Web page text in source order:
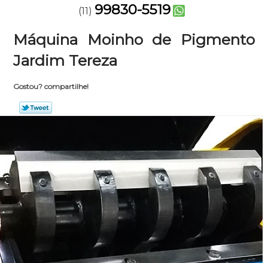
(11) 99830-5519
Máquina Moinho de Pigmento
Jardim Tereza
Gostou? compartilhe!